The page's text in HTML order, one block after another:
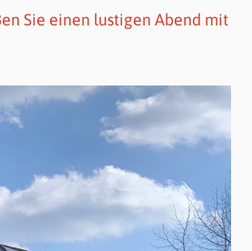
Sie einen lustigen Abend mit